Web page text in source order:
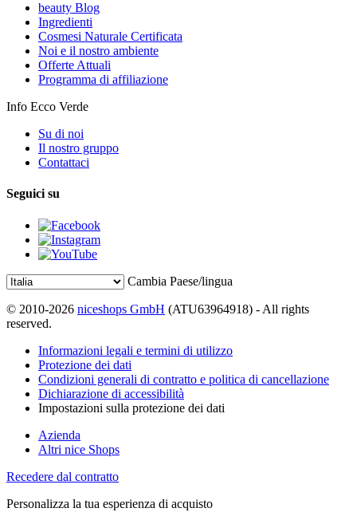
beauty Blog
Ingredienti
Cosmesi Naturale Certificata
Noi e il nostro ambiente
Offerte Attuali
Programma di affiliazione
Info Ecco Verde
Su di noi
Il nostro gruppo
Contattaci
Seguici su
Cambia Paese/lingua
© 2010-2026 niceshops GmbH (ATU63964918) - All rights
reserved.
Informazioni legali e termini di utilizzo
Protezione dei dati
Condizioni generali di contratto e politica di cancellazione
Dichiarazione di accessibilità
Impostazioni sulla protezione dei dati
Azienda
Altri nice Shops
Recedere dal contratto
Personalizza la tua esperienza di acquisto